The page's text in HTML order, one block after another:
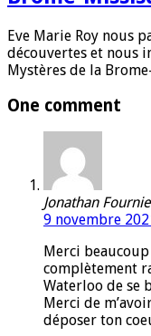
Eve Marie Roy nous
découvertes et nous
Mystères de la
One comment
Jonathan
9 novembre
Merci
complètement
Waterloo de se
Merci de
déposer ton